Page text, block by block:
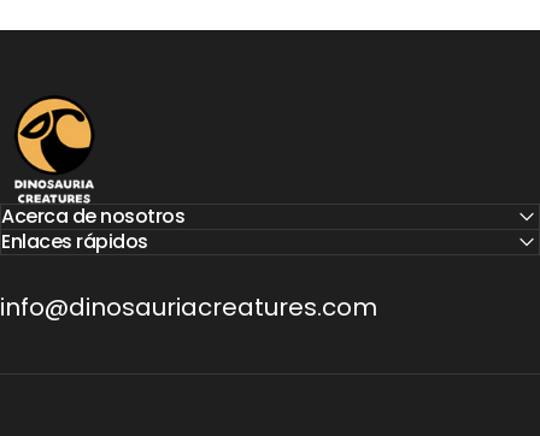
Dinosauria Creatures
Acerca de nosotros
Enlaces rápidos
info@dinosauriacreatures.com